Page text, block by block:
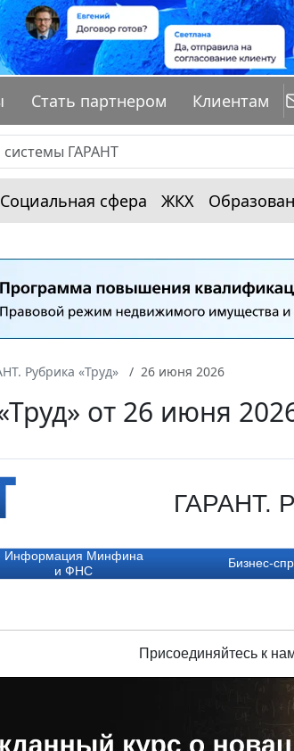
Стать партнером Клиентам
Социальная сфера ЖКХ
Рубрика «Труд» 26 июня 2026
от 26 июня
ГАРАНТ.
Информация Минфина
и ФНС
Бизнес-
Присоединяйтесь к